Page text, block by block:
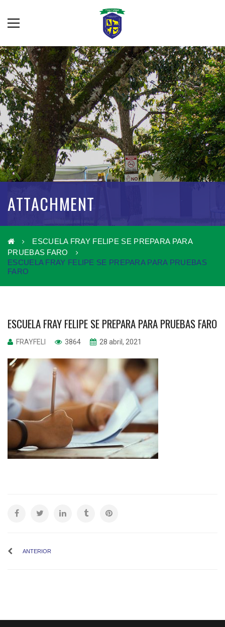
ATTACHMENT
ESCUELA FRAY FELIPE SE PREPARA PARA
PRUEBAS FARO
ESCUELA FRAY FELIPE SE PREPARA PARA PRUEBAS
FARO
ESCUELA FRAY FELIPE SE PREPARA PARA PRUEBAS FARO
FRAYFELI 3864 28 abril, 2021
ANTERIOR